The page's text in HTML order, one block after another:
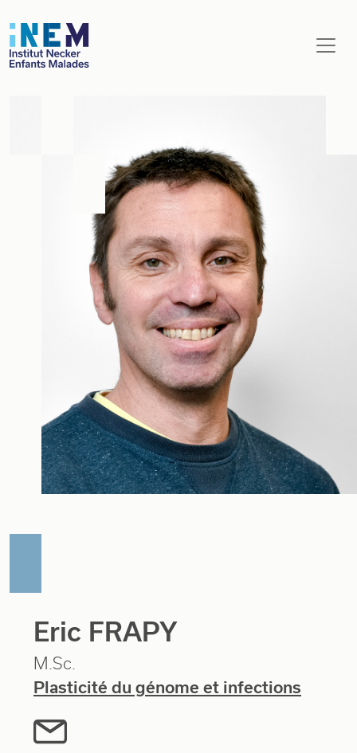
Eric FRAPY
M.Sc.
Plasticité du génome et infections